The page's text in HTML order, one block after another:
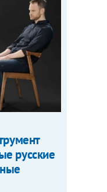
русские